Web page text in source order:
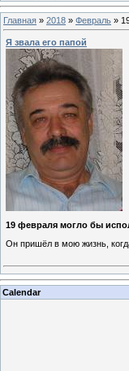
Главная » 2018 » Февраль »
Я звала его папой
19 февраля могло бы
Он пришёл в мою жизнь,
Calendar